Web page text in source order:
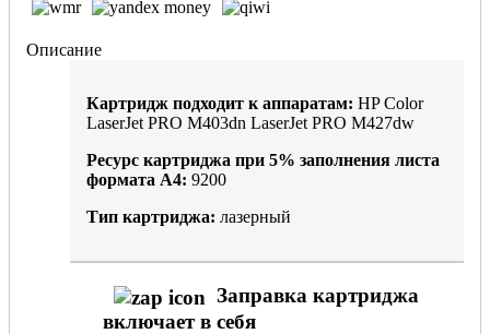
Описание
Картридж подходит к аппаратам: HP Color
LaserJet PRO M403dn LaserJet PRO M427dw
Ресурс картриджа при 5% заполнения листа
формата А4: 9200
Тип картриджа: лазерный
Заправка картриджа
включает в себя